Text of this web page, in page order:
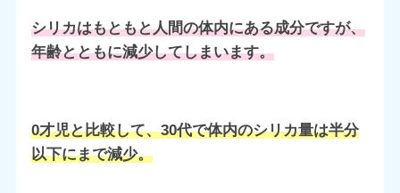
シリカはもともと人間の体内にある成分ですが、
年齢とともに減少してしまいます。
0才児と比較して、30代で体内のシリカ量は半分
以下にまで減少。